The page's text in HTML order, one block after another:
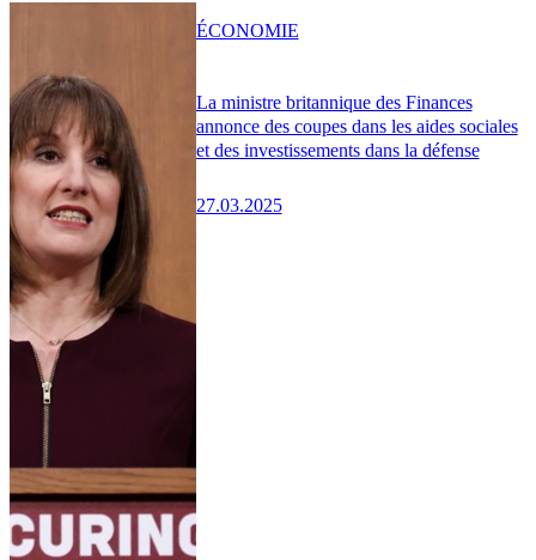
La ministre britannique des Finances
annonce des coupes dans les aides sociales
et des investissements dans la défense
27.03.2025
ÉCONOMIE